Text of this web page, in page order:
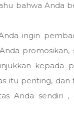
bahwa Anda
ingin
promosikan,
kepada
itu penting,
Anda sendiri